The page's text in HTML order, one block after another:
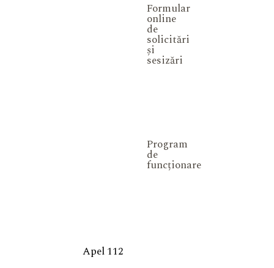
Formular
online
de
solicitări
și
sesizări
Program
de
funcționare
Apel 112